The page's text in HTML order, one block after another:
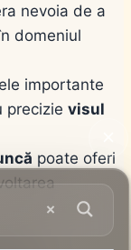
nevoia de a
domeniul
importante
precizie visul
poate oferi